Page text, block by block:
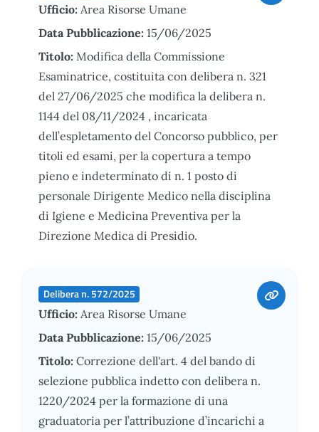
Ufficio: Area Risorse Umane
Data Pubblicazione: 15/06/2025
Titolo: Modifica della Commissione
Esaminatrice, costituita con delibera n. 321
del 27/06/2025 che modifica la delibera n.
1144 del 08/11/2024 , incaricata
dell’espletamento del Concorso pubblico, per
titoli ed esami, per la copertura a tempo
pieno e indeterminato di n. 1 posto di
personale Dirigente Medico nella disciplina
di Igiene e Medicina Preventiva per la
Direzione Medica di Presidio.
Delibera n. 572/2025
Ufficio: Area Risorse Umane
Data Pubblicazione: 15/06/2025
Titolo: Correzione dell'art. 4 del bando di
selezione pubblica indetto con delibera n.
1220/2024 per la formazione di una
graduatoria per l’attribuzione d’incarichi a